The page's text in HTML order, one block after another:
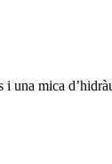
una mica